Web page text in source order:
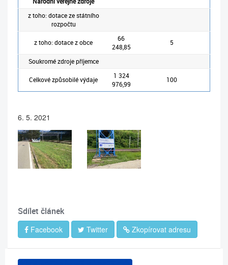
z toho: dotace ze státního
rozpočtu
z toho: dotace z obce
66
248,85
5
Soukromé zdroje příjemce
Celkové způsobilé výdaje
1 324
976,99
100
6. 5. 2021
Sdílet článek
Facebook Twitter Zkopírovat adresu